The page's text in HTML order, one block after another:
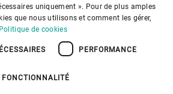
FRENCH
RUSSIAN
uniquement ». Pour de plus amples
que nous utilisons et comment les gérer,
Politique de cookies
PERFORMANCE
FONCTIONNALITÉ